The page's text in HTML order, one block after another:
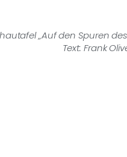
„Auf den Spuren
Text: Frank